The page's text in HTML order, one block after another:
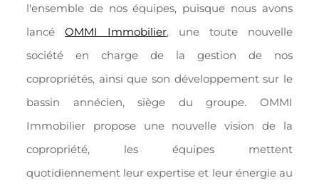
l'ensemble de nos équipes, puisque nous avons
lancéOMMI Immobilier, une toute nouvelle
société en charge de la gestion de nos
copropriétés, ainsi que son développement sur le
bassin annécien, siège du groupe. OMMI
Immobilier propose une nouvelle vision de la
copropriété, les équipes mettent
quotidiennement leur expertise et leur énergie au